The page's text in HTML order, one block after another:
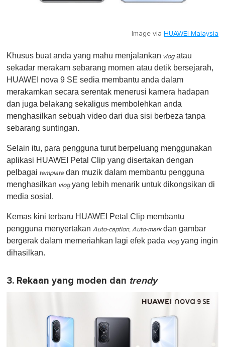
Image via HUAWEI Malaysia
Khusus buat anda yang mahu menjalankan vlogatau
sekadar merakam sebarang momen atau detik bersejarah,
HUAWEI nova 9 SE sedia membantu anda dalam
merakamkan secara serentak menerusi kamera hadapan
dan juga belakang sekaligus membolehkan anda
menghasilkan sebuah video dari dua sisi berbeza tanpa
sebarang suntingan.
Selain itu, para pengguna turut berpeluang menggunakan
aplikasi HUAWEI Petal Clip yang disertakan dengan
pelbagai templatedan muzik dalam membantu pengguna
menghasilkan vlogyang lebih menarik untuk dikongsikan di
media sosial.
Kemas kini terbaru HUAWEI Petal Clip membantu
pengguna menyertakan Auto-caption, Auto-markdan gambar
bergerak dalam memeriahkan lagi efek pada vlogyang ingin
dihasilkan.
3. Rekaan yang moden dan trendy